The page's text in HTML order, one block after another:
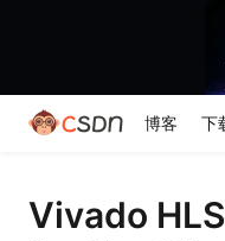
博客 下
Vivado